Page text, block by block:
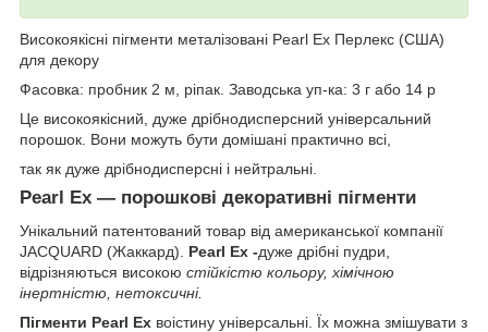
Високоякісні пігменти металізовані Pearl Ex Перлекс (США)
для декору
Фасовка: пробник 2 м, ріпак. Заводська уп-ка: 3 г або 14 р
Це високоякісний, дуже дрібнодисперсний універсальний
порошок. Вони можуть бути домішані практично всі,
так як дуже дрібнодисперсні і нейтральні.
Pearl Ex ― порошкові декоративні пігменти
Унікальний патентований товар від американської компанії
JACQUARD (Жаккард). Pearl Ex -дуже дрібні пудри,
відрізняються високою стійкістю кольору, хімічною
інертністю, нетоксичні.
Пігменти Pearl Ex воістину універсальні. Їх можна змішувати з